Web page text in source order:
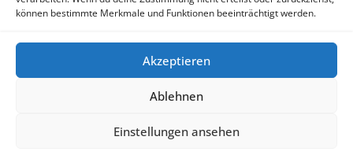
können bestimmte Merkmale und Funktionen beeinträchtigt werden.
Akzeptieren
Ablehnen
Einstellungen ansehen
Telefon: 02735 - 61 96 220
Telefax: 02735 - 61 96 221
info@hausmeisterservice-ice-weller.de